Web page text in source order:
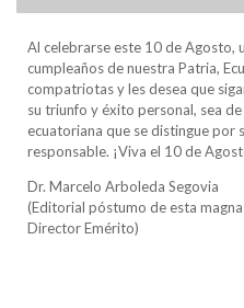
Al celebrarse este 10 de Agosto,
cumpleaños de nuestra Patria,
compatriotas y les desea que
su triunfo y éxito personal, sea
ecuatoriana que se distingue por
responsable. ¡Viva el 10 de
Dr. Marcelo Arboleda Segovia
(Editorial póstumo de esta
Director Emérito)